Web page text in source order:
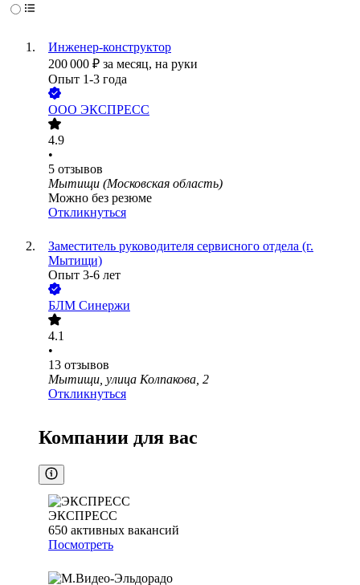
Инженер-конструктор
200 000 ₽ за месяц, на руки
Опыт 1-3 года
ООО ЭКСПРЕСС
4.9
•
5 отзывов
Мытищи (Московская область)
Можно без резюме
Откликнуться
Заместитель руководителя сервисного отдела (г.
Мытищи)
Опыт 3-6 лет
БЛМ Синержи
4.1
•
13 отзывов
Мытищи, улица Колпакова, 2
Откликнуться
Компании для вас
ЭКСПРЕСС
650 активных вакансий
Посмотреть